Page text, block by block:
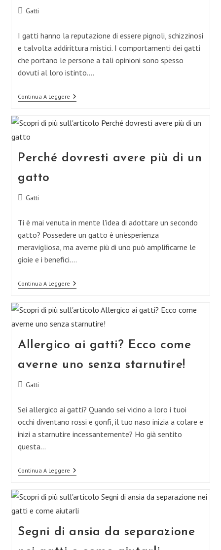
Categoria
Gatti
I gatti hanno la reputazione di essere pignoli, schizzinosi
e talvolta addirittura mistici. I comportamenti dei gatti
che portano le persone a tali opinioni sono spesso
dovuti al loro istinto.…
Continua A LeggereCome
Soddisfare
Istinti
Naturali
Perché dovresti avere più di un
gatto
Categoria
Gatti
Ti è mai venuta in mente l'idea di adottare un secondo
gatto? Possedere un gatto è un'esperienza
meravigliosa, ma averne più di uno può amplificarne le
gioie e i benefici.…
Continua A LeggerePerché
Dovresti
Più
Di
Un
Allergico ai gatti? Ecco come
averne uno senza starnutire!
Categoria
Gatti
Sei allergico ai gatti? Quando sei vicino a loro i tuoi
occhi diventano rossi e gonfi, il tuo naso inizia a colare e
inizi a starnutire incessantemente? Ho già sentito
questa…
Continua A LeggereAllergico
Ai
Ecco
Come
Averne
Starnutire!
Segni di ansia da separazione